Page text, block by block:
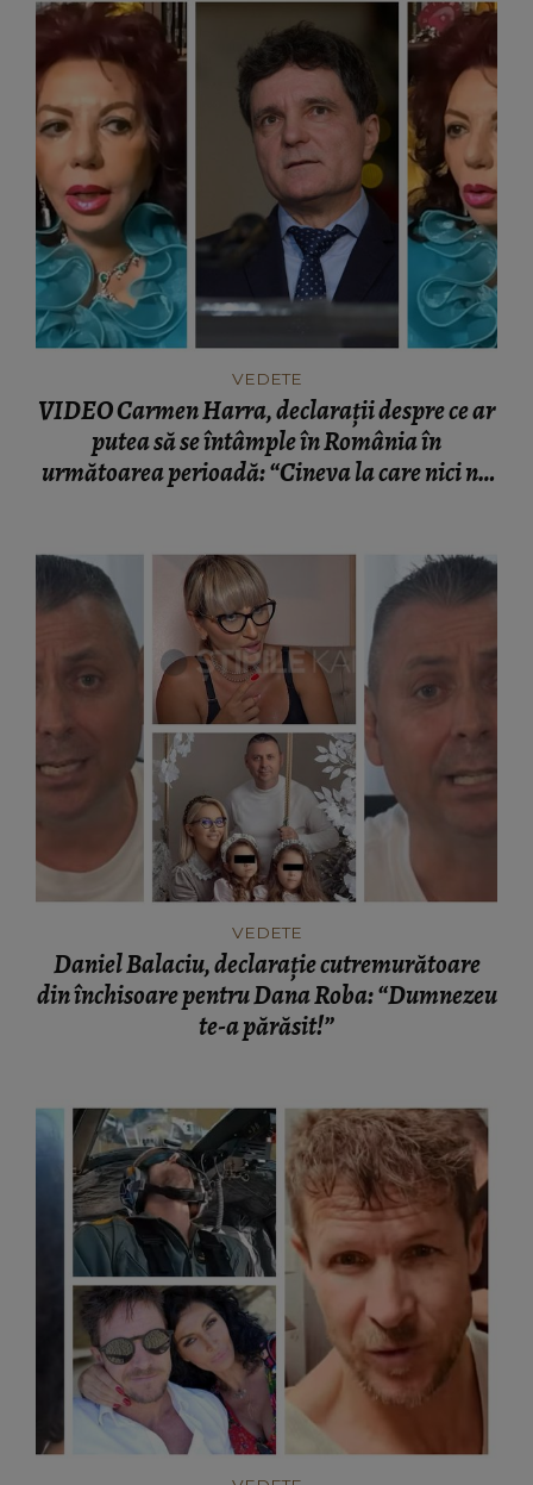
VEDETE
VIDEO Carmen Harra, declarații despre ce ar
putea să se întâmple în România în
următoarea perioadă: “Cineva la care nici nu
VEDETE
Daniel Balaciu, declarație cutremurătoare
din închisoare pentru Dana Roba: “Dumnezeu
te-a părăsit!”